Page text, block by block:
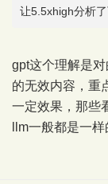
让5.5xhigh分析
gpt这个理解是
的无效内容，重
一定效果，那些
llm一般都是一样